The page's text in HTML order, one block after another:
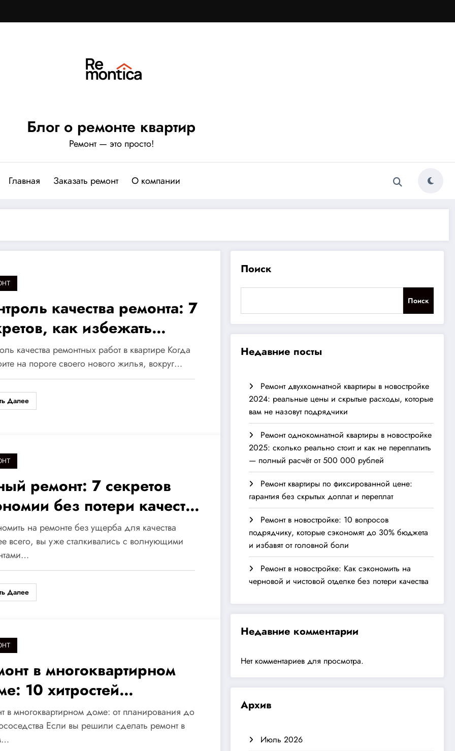
Блог о ремонте квартир
Ремонт — это просто!
Главная Заказать ремонт О компании
качества ремонта: 7
как избежать
и создать идеальный
для семьи
качества ремонтных работ в квартире Когда
на пороге своего нового жилья, вокруг…
Далее
ремонт: 7 секретов
без потери качества
создания уютного
на ремонте без ущерба для качества
всего, вы уже сталкивались с волнующими
Далее
в многоквартирном
10 хитростей
для
общения и
в многоквартирном доме: от планирования до
Если вы решили сделать ремонт в
Поиск
Поиск
Недавние посты
Ремонт двухкомнатной квартиры в новостройке
2024: реальные цены и скрытые расходы, которые
вам не назовут подрядчики
Ремонт однокомнатной квартиры в новостройке
2025: сколько реально стоит и как не переплатить
— полный расчёт от 500 000 рублей
Ремонт квартиры по фиксированной цене:
гарантия без скрытых доплат и переплат
Ремонт в новостройке: 10 вопросов
подрядчику, которые сэкономят до 30% бюджета
и избавят от головной боли
Ремонт в новостройке: Как сэкономить на
черновой и чистовой отделке без потери качества
Недавние комментарии
Нет комментариев для просмотра.
Архив
Июль 2026